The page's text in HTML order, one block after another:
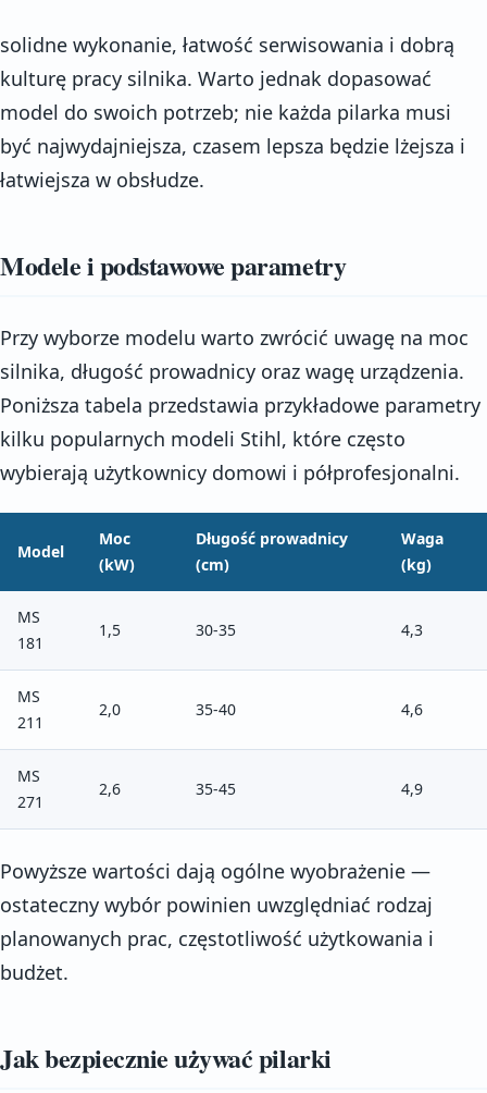
solidne wykonanie, łatwość serwisowania i dobrą
kulturę pracy silnika. Warto jednak dopasować
model do swoich potrzeb; nie każda pilarka musi
być najwydajniejsza, czasem lepsza będzie lżejsza i
łatwiejsza w obsłudze.
Modele i podstawowe parametry
Przy wyborze modelu warto zwrócić uwagę na moc
silnika, długość prowadnicy oraz wagę urządzenia.
Poniższa tabela przedstawia przykładowe parametry
kilku popularnych modeli Stihl, które często
wybierają użytkownicy domowi i półprofesjonalni.
Model
Moc
(kW)
Długość prowadnicy
(cm)
Waga
(kg)
MS
181
1,5 30-35 4,3
MS
211
2,0 35-40 4,6
MS
271
2,6 35-45 4,9
Powyższe wartości dają ogólne wyobrażenie —
ostateczny wybór powinien uwzględniać rodzaj
planowanych prac, częstotliwość użytkowania i
budżet.
Jak bezpiecznie używać pilarki